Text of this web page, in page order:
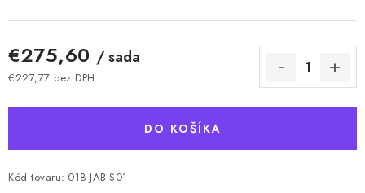
€275,60 / sada
€227,77 bez DPH
DO KOŠÍKA
Kód tovaru: 018-JAB-S01